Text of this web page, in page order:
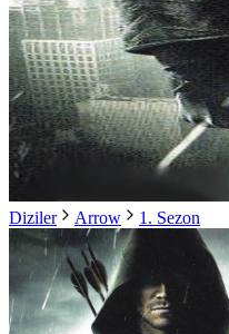
Diziler Arrow 1. Sezon